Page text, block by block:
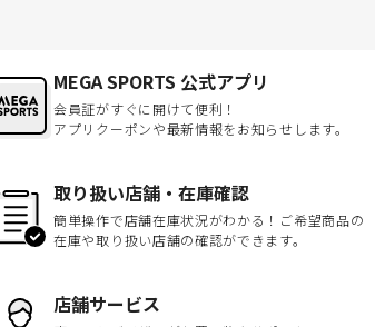
MEGA SPORTS 公式アプリ
会員証がすぐに開けて便利！
アプリクーポンや最新情報をお知らせします。
取り扱い店舗・在庫確認
簡単操作で店舗在庫状況がわかる！ご希望商品の
在庫や取り扱い店舗の確認ができます。
店舗サービス